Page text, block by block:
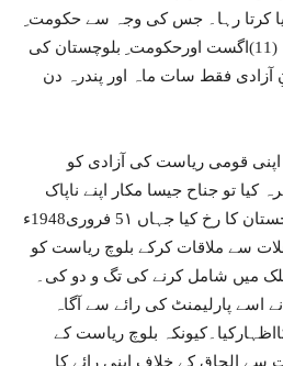
کرتا رہا۔ جس کی وجہ سے حکومت
برطانیہ کی جانب سے گیارہ (11)اگست اورحکومت ِ بلوچستان کی
اعلانِ آزادی فقط سات ماہ اور پندرہ دن
قومی ریاست کی آزادی کو
کیا تو جناح جیسا مکار اپنے ناپاک
عزائم کی تکمیل کے لیے بلوچستان کا رخ کیا جہاں 5۱ فروری1948ء
سے ملاقات کرکے بلوچ ریاست کو
میں شامل کرنے کی تگ و دو کی۔
اسے پارلیمنٹ کی رائے سے آگاہ
بلوچ ریاست کے
سے الحاق کے خلاف اپنی رائے کا